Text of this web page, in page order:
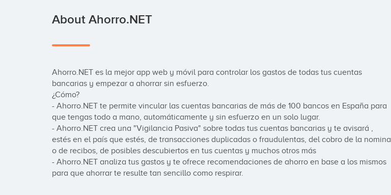
About Ahorro.NET
Ahorro.NET es la mejor app web y móvil para controlar los gastos de todas tus cuentas
bancarias y empezar a ahorrar sin esfuerzo.
¿Cómo?
- Ahorro.NET te permite vincular las cuentas bancarias de más de 100 bancos en España para
que tengas todo a mano, automáticamente y sin esfuerzo en un solo lugar.
- Ahorro.NET crea una "Vigilancia Pasiva" sobre todas tus cuentas bancarias y te avisará ,
estés en el país que estés, de transacciones duplicadas o fraudulentas, del cobro de la nomina
o de recibos, de posibles descubiertos en tus cuentas y muchos otros más
- Ahorro.NET analiza tus gastos y te ofrece recomendaciones de ahorro en base a los mismos
para que ahorrar te resulte tan sencillo como respirar.